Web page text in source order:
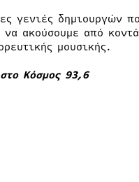
γενιές δημιουργών
ακούσουμε από
μουσικής.
Κόσμος 93,6